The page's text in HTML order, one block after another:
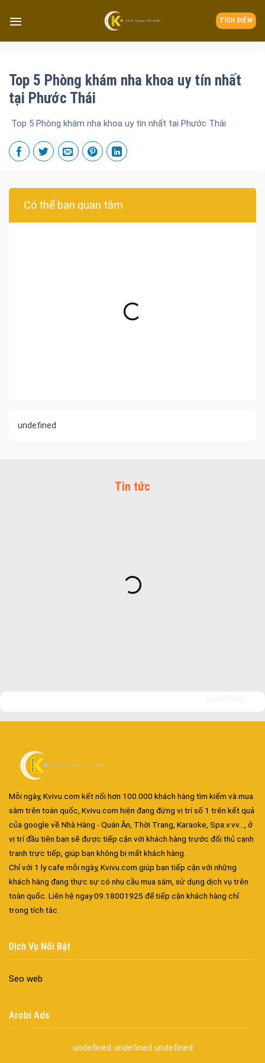
TÍCH ĐIỂM
Top 5 Phòng khám nha khoa uy tín nhất
tại Phước Thái
Top 5 Phòng khám nha khoa uy tín nhất tại Phước Thái
Có thể bạn quan tâm
undefined
Tin tức
Mỗi ngày, Kvivu.com kết nối hơn 100.000 khách hàng tìm kiếm và mua
sắm trên toàn quốc, Kvivu.com hiện đang đứng vị trí số 1 trên kết quả
của google về Nhà Hàng - Quán Ăn, Thời Trang, Karaoke, Spa.v.vv..., ở
vị trí đầu tiên bạn sẽ được tiếp cận với khách hàng trước đối thủ cạnh
tranh trực tiếp, giúp bạn không bị mất khách hàng.
Chỉ với 1 ly cafe mỗi ngày, Kvivu.com giúp bạn tiếp cận với những
khách hàng đang thực sự có nhu cầu mua sắm, sử dụng dịch vụ trên
toàn quốc. Liên hệ ngay 09.18001925 để tiếp cận khách hàng chỉ
trong tích tắc.
Dịch Vụ Nổi Bật
Seo web
Arobi Ads
undefined undefined undefined
Đa dạng màu sắc cửa nhôm – Tối ưu màu sắc Kiến Trúc
Cửa nhôm kín nước kín khí – Bình yên với những tác nhân bên
Cửa nhôm cách âm – Sự yên bình trong nhịp sống hiện đại
Cửa nhôm xếp trượt – Kết nối không gian sống
Cửa sổ trượt đứng – Điểm nhấn sáng tạo trong kiến trúc